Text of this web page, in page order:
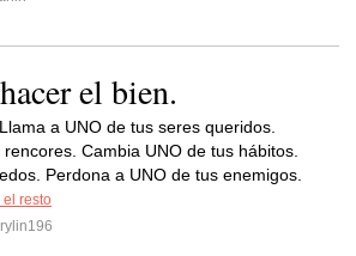
el bien.
Llama a UNO de tus seres queridos.
Cambia UNO de tus hábitos.
Perdona a UNO de tus enemigos.
el resto